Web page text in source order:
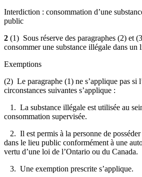
Interdiction : consommation d’une
public
2 (1) Sous réserve des paragraphes (2) et
consommer une substance illégale dans un
Exemptions
(2) Le paragraphe (1) ne s’applique pas si
circonstances suivantes s’applique :
1. La substance illégale est utilisée au
consommation supervisée.
2. Il est permis à la personne de
dans le lieu public conformément à une
vertu d’une loi de l’Ontario ou du Canada.
3. Une exemption prescrite s’applique.